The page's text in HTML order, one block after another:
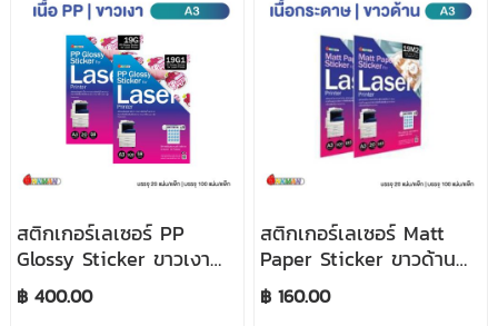
สติกเกอร์เลเซอร์ PP
Glossy Sticker ขาวเงา
ขนาด A3 บรรจุ 20แผ่น/
แพ็ก และ 100แผ่น/แพ็ก
฿ 400.00
สติกเกอร์เลเซอร์ Matt
Paper Sticker ขาวด้าน
ขนาด A3 บรรจุ 20แผ่น/
แพ็ก และ 100แผ่น/แพ็ก
฿ 160.00